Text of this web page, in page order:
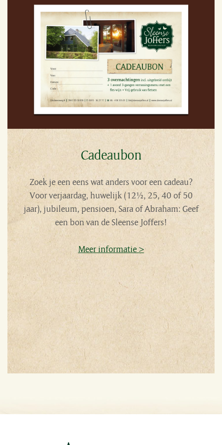
Cadeaubon
Zoek je een eens wat anders voor een cadeau?
Voor verjaardag, huwelijk (12½, 25, 40 of 50
jaar), jubileum, pensioen, Sara of Abraham: Geef
een bon van de Sleense Joffers!
Meer informatie >